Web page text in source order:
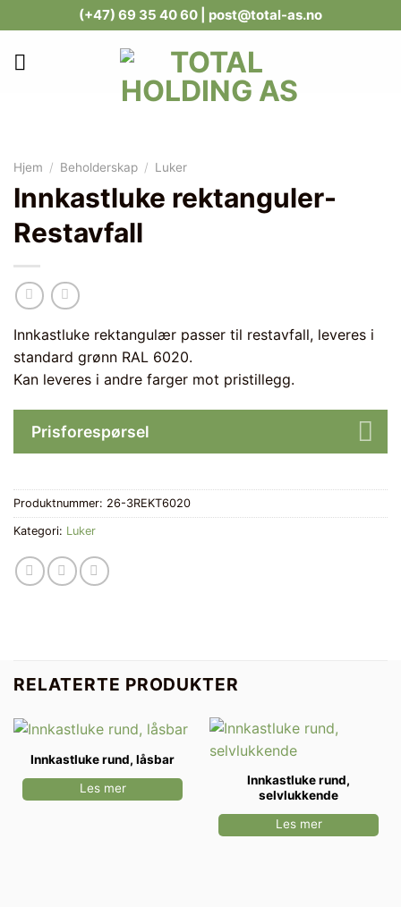
to
content
(+47) 69 35 40 60 | post@total-as.no
Hjem / Beholderskap / Luker
Innkastluke rektanguler-
Restavfall
Innkastluke rektangulær passer til restavfall, leveres i
standard grønn RAL 6020.
Kan leveres i andre farger mot pristillegg.
Prisforespørsel
Produktnummer: 26-3REKT6020
Kategori: Luker
RELATERTE PRODUKTER
Innkastluke rund, låsbar
Les mer
Innkastluke rund,
selvlukkende
Les mer